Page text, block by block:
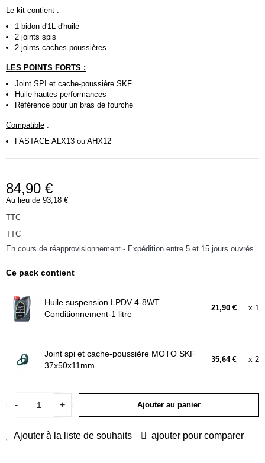
Le kit contient :
1 bidon d'1L d'huile
2 joints spis
2 joints caches poussières
LES POINTS FORTS :
Joint SPI et cache-poussière SKF
Huile hautes performances
Référence pour un bras de fourche
Compatible :
FASTACE ALX13 ou AHX12
84,90 €
Au lieu de 93,18 €
TTC
TTC
En cours de réapprovisionnement - Expédition entre 5 et 15 jours ouvrés
Ce pack contient
Huile suspension LPDV 4-8WT
Conditionnement-1 litre
21,90 € x 1
Joint spi et cache-poussière MOTO SKF
37x50x11mm
35,64 € x 2
- + Ajouter au panier
Ajouter à la liste de souhaits ajouter pour comparer